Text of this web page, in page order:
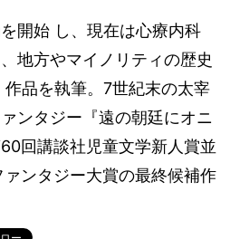
開始 し、現在は心療内科
地方やマイノリティの歴史
品を執筆。7世紀末の太宰
ンタジー『遠の朝廷にオニ
回講談社児童文学新人賞並
ンタジー大賞の最終候補作